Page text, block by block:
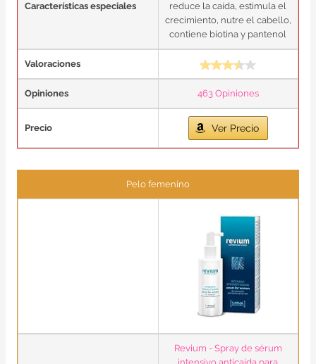
Características especiales
reduce la caída, estimula el
crecimiento, nutre el cabello,
contiene biotina y pantenol
Valoraciones
Opiniones 463 Opiniones
Precio Ver Precio
Pelo femenino
Revium - Spray de sérum